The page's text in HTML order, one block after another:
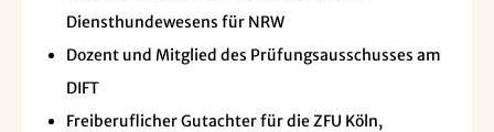
Diensthundewesens für NRW
Dozent und Mitglied des Prüfungsausschusses am
DIFT
Freiberuflicher Gutachter für die ZFU Köln,